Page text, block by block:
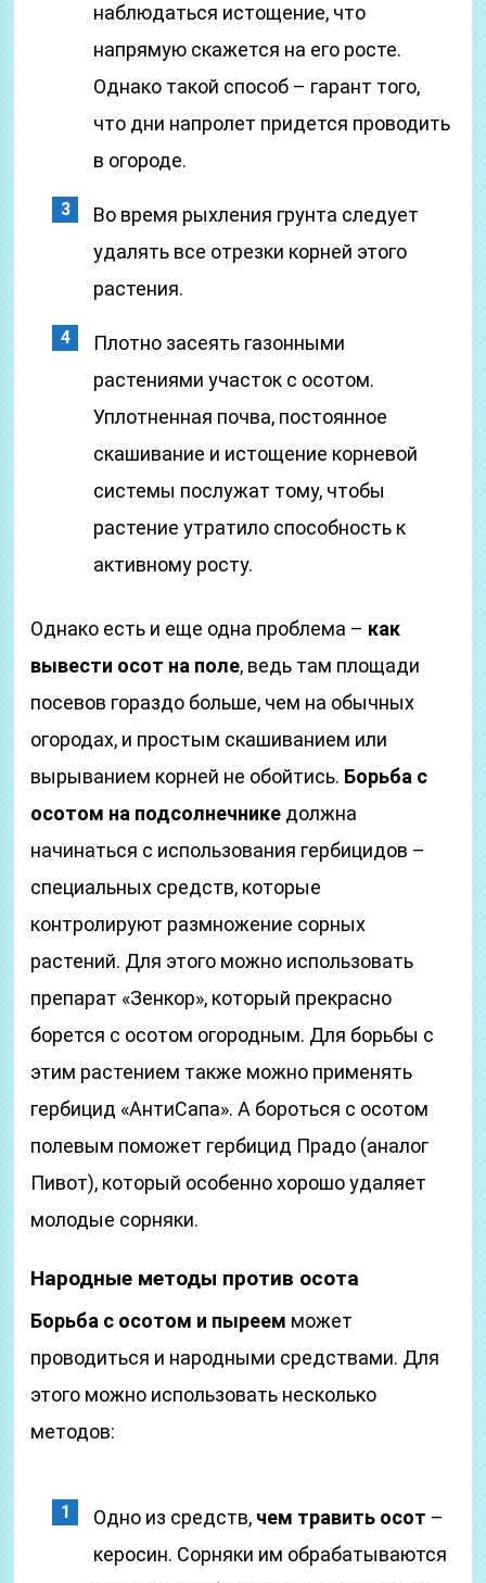
наблюдаться истощение, что
напрямую скажется на его росте.
Однако такой способ – гарант того,
что дни напролет придется проводить
в огороде.
Во время рыхления грунта следует
удалять все отрезки корней этого
растения.
Плотно засеять газонными
растениями участок с осотом.
Уплотненная почва, постоянное
скашивание и истощение корневой
системы послужат тому, чтобы
растение утратило способность к
активному росту.
Однако есть и еще одна проблема – как
вывести осот на поле, ведь там площади
посевов гораздо больше, чем на обычных
огородах, и простым скашиванием или
вырыванием корней не обойтись. Борьба с
осотом на подсолнечнике должна
начинаться с использования гербицидов –
специальных средств, которые
контролируют размножение сорных
растений. Для этого можно использовать
препарат «Зенкор», который прекрасно
борется с осотом огородным. Для борьбы с
этим растением также можно применять
гербицид «АнтиСапа». А бороться с осотом
полевым поможет гербицид Прадо (аналог
Пивот), который особенно хорошо удаляет
молодые сорняки.
Народные методы против осота
Борьба с осотом и пыреем может
проводиться и народными средствами. Для
этого можно использовать несколько
методов:
Одно из средств, чем травить осот –
керосин. Сорняки им обрабатываются